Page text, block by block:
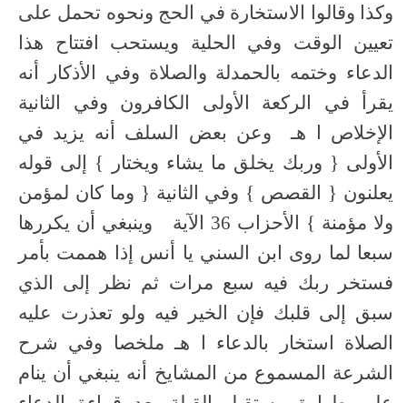
وكذا وقالوا الاستخارة في الحج ونحوه تحمل على
تعيين الوقت وفي الحلية ويستحب افتتاح هذا
الدعاء وختمه بالحمدلة والصلاة وفي الأذكار أنه
يقرأ في الركعة الأولى الكافرون وفي الثانية
الإخلاص ا هـ وعن بعض السلف أنه يزيد في
الأولى { وربك يخلق ما يشاء ويختار } إلى قوله
يعلنون { القصص } وفي الثانية { وما كان لمؤمن
ولا مؤمنة } الأحزاب 36 الآية وينبغي أن يكررها
سبعا لما روى ابن السني يا أنس إذا هممت بأمر
فستخر ربك فيه سبع مرات ثم نظر إلى الذي
سبق إلى قلبك فإن الخير فيه ولو تعذرت عليه
الصلاة استخار بالدعاء ا هـ ملخصا وفي شرح
الشرعة المسموع من المشايخ أنه ينبغي أن ينام